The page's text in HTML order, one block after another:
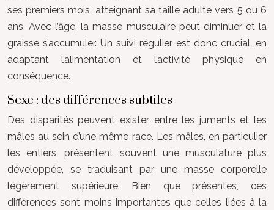
ses premiers mois, atteignant sa taille adulte vers 5 ou 6
ans. Avec l’âge, la masse musculaire peut diminuer et la
graisse s’accumuler. Un suivi régulier est donc crucial, en
adaptant l’alimentation et l’activité physique en
conséquence.
Sexe : des différences subtiles
Des disparités peuvent exister entre les juments et les
mâles au sein d’une même race. Les mâles, en particulier
les entiers, présentent souvent une musculature plus
développée, se traduisant par une masse corporelle
légèrement supérieure. Bien que présentes, ces
différences sont moins importantes que celles liées à la